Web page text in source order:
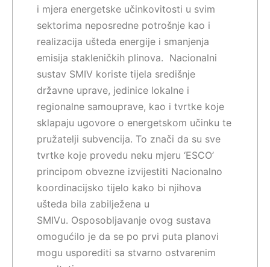
i mjera energetske učinkovitosti u svim
sektorima neposredne potrošnje kao i
realizacija ušteda energije i smanjenja
emisija stakleničkih plinova. Nacionalni
sustav SMIV koriste tijela središnje
državne uprave, jedinice lokalne i
regionalne samouprave, kao i tvrtke koje
sklapaju ugovore o energetskom učinku te
pružatelji subvencija. To znači da su sve
tvrtke koje provedu neku mjeru ‘ESCO’
principom obvezne izvijestiti Nacionalno
koordinacijsko tijelo kako bi njihova
ušteda bila zabilježena u
SMIVu. Osposobljavanje ovog sustava
omogućilo je da se po prvi puta planovi
mogu usporediti sa stvarno ostvarenim